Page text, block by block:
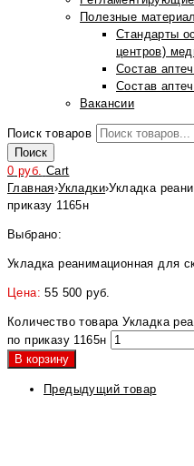
Полезные
Стандарты
центров)
Состав
Состав
Вакансии
Поиск товаров
Поиск
0 руб. Cart
Главная›Укладки›Укладка
приказу 1165н
Выбрано:
Укладка реанимационная для
Цена:55 500 руб.
Количество товара Укладка
по приказу 1165н
В корзину
Предыдущий товар